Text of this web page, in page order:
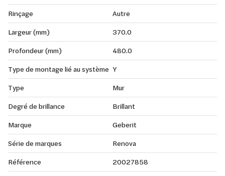
Rinçage
Autre
Largeur (mm)
370.0
Profondeur (mm)
480.0
Type de montage lié au système Y
Type
Mur
Degré de brillance
Brillant
Marque
Geberit
Série de marques
Renova
Référence
20027858